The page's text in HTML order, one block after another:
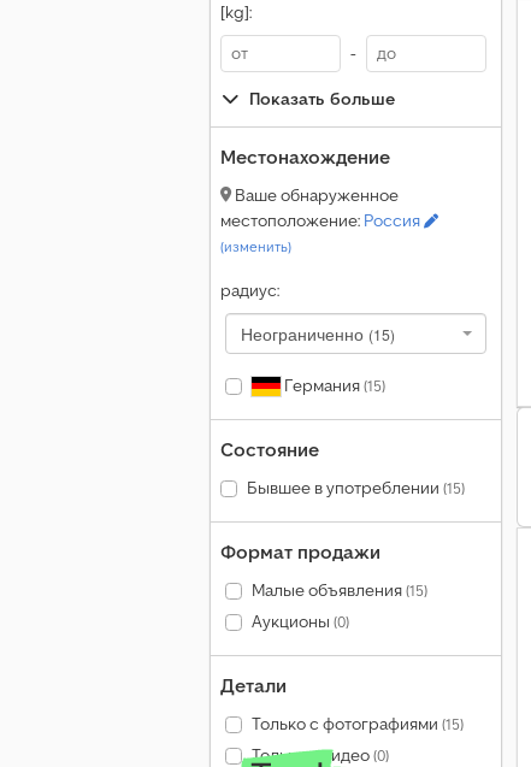
[kg]:
-
Показать больше
Местонахождение
Ваше обнаруженное
местоположение: Россия
(изменить)
радиус:
Неограниченно (15)
Германия(15)
Состояние
Бывшее в употреблении (15)
Формат продажи
Малые объявления(15)
Аукционы (0)
Детали
Только с фотографиями (15)
Только с видео(0)
Jotha Пpицeпы Другие Унимог